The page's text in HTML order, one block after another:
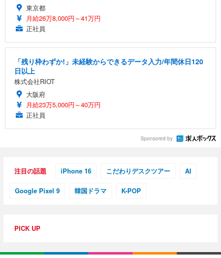
東京都
月給26万8,000円～41万円
正社員
「残り枠わずか!」未経験からできるデータ入力/年間休日120
日以上
株式会社RIOT
大阪府
月給23万5,000円～40万円
正社員
Sponsored by
注目の話題 iPhone 16 こだわりデスクツアー AI
Google Pixel 9 韓国ドラマ K-POP
PICK UP